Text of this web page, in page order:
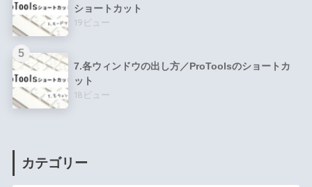
ショートカット
19ビュー
7.各ウィンドウの出し方／ProToolsのショートカ
ット
18ビュー
カテゴリー